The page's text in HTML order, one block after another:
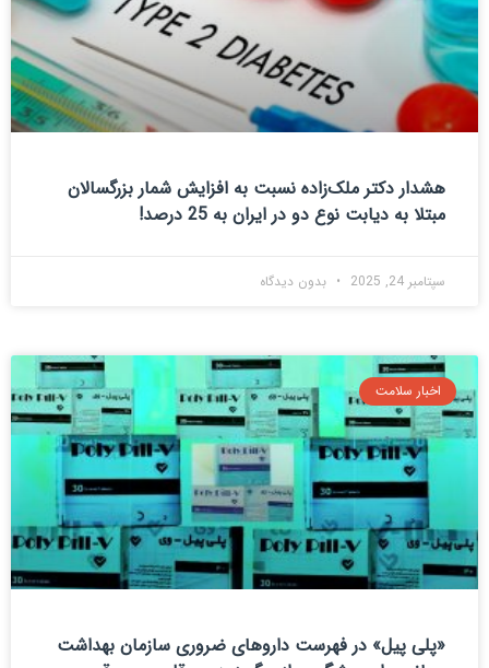
هشدار دکتر ملک‌زاده نسبت به افزایش شمار بزرگسالان
مبتلا به دیابت نوع دو در ایران به 25 درصد!
سپتامبر 24, 2025 بدون دیدگاه
اخبار سلامت
«پلی پیل» در فهرست داروهای ضروری سازمان بهداشت